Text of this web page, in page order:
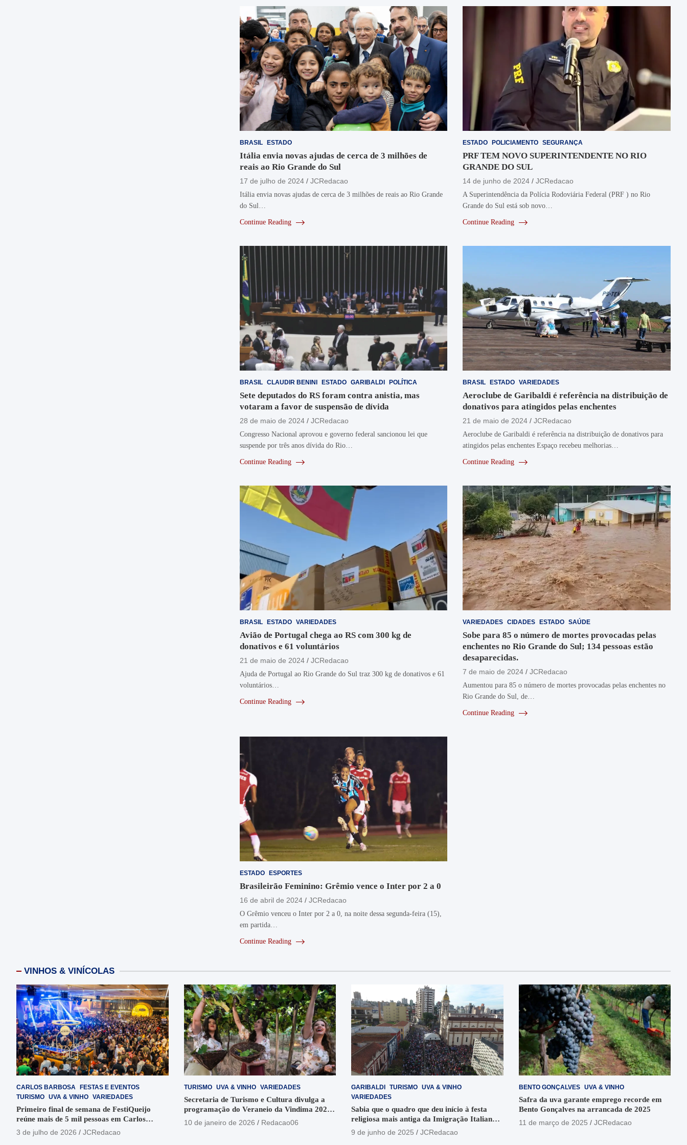
BRASIL ESTADO
Itália envia novas ajudas de cerca de 3 milhões de
reais ao Rio Grande do Sul
17 de julho de 2024 JCRedacao
Itália envia novas ajudas de cerca de 3 milhões de reais ao Rio Grande
do Sul…
Continue Reading
ESTADO POLICIAMENTO SEGURANÇA
PRF TEM NOVO SUPERINTENDENTE NO RIO
GRANDE DO SUL
14 de junho de 2024 JCRedacao
A Superintendência da Polícia Rodoviária Federal (PRF ) no Rio
Grande do Sul está sob novo…
Continue Reading
BRASIL CLAUDIR BENINI ESTADO GARIBALDI POLÍTICA
Sete deputados do RS foram contra anistia, mas
votaram a favor de suspensão de dívida
28 de maio de 2024 JCRedacao
Congresso Nacional aprovou e governo federal sancionou lei que
suspende por três anos dívida do Rio…
Continue Reading
BRASIL ESTADO VARIEDADES
Aeroclube de Garibaldi é referência na distribuição de
donativos para atingidos pelas enchentes
21 de maio de 2024 JCRedacao
Aeroclube de Garibaldi é referência na distribuição de donativos para
atingidos pelas enchentes Espaço recebeu melhorias…
Continue Reading
BRASIL ESTADO VARIEDADES
Avião de Portugal chega ao RS com 300 kg de
donativos e 61 voluntários
21 de maio de 2024 JCRedacao
Ajuda de Portugal ao Rio Grande do Sul traz 300 kg de donativos e 61
voluntários…
Continue Reading
VARIEDADES CIDADES ESTADO SAÚDE
Sobe para 85 o número de mortes provocadas pelas
enchentes no Rio Grande do Sul; 134 pessoas estão
desaparecidas.
7 de maio de 2024 JCRedacao
Aumentou para 85 o número de mortes provocadas pelas enchentes no
Rio Grande do Sul, de…
Continue Reading
ESTADO ESPORTES
Brasileirão Feminino: Grêmio vence o Inter por 2 a 0
16 de abril de 2024 JCRedacao
O Grêmio venceu o Inter por 2 a 0, na noite dessa segunda-feira (15),
em partida…
Continue Reading
VINHOS & VINÍCOLAS
CARLOS BARBOSA
FESTAS E EVENTOS
TURISMO UVA & VINHO VARIEDADES
Primeiro final de semana de FestiQueijo
reúne mais de 5 mil pessoas em Carlos
Barbosa
3 de julho de 2026 JCRedacao
TURISMO UVA & VINHO VARIEDADES
Secretaria de Turismo e Cultura divulga a
programação do Veraneio da Vindima 2026
em Garibaldi
10 de janeiro de 2026 Redacao06
GARIBALDI TURISMO UVA & VINHO
VARIEDADES
Sabia que o quadro que deu início à festa
religiosa mais antiga da Imigração Italiana
está no Santuário Santo Antônio
9 de junho de 2025 JCRedacao
BENTO GONÇALVES UVA & VINHO
Safra da uva garante emprego recorde em
Bento Gonçalves na arrancada de 2025
11 de março de 2025
JCRedacao